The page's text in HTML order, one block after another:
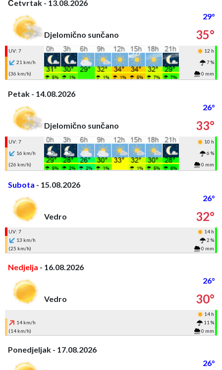
Četvrtak - 13.08.2026
29°
Djelomično sunčano
35°
UV: 7
12 h
21 km/h
7 %
(36 km/h)
0 mm
Petak - 14.08.2026
26°
Djelomično sunčano
33°
UV: 7
10 h
16 km/h
6 %
(26 km/h)
0 mm
Subota - 15.08.2026
26°
Vedro
32°
UV: 7
14 h
13 km/h
2 %
(25 km/h)
0 mm
Nedjelja - 16.08.2026
26°
Vedro
30°
14 h
14 km/h
11 %
(14 km/h)
0 mm
Ponedjeljak - 17.08.2026
26°